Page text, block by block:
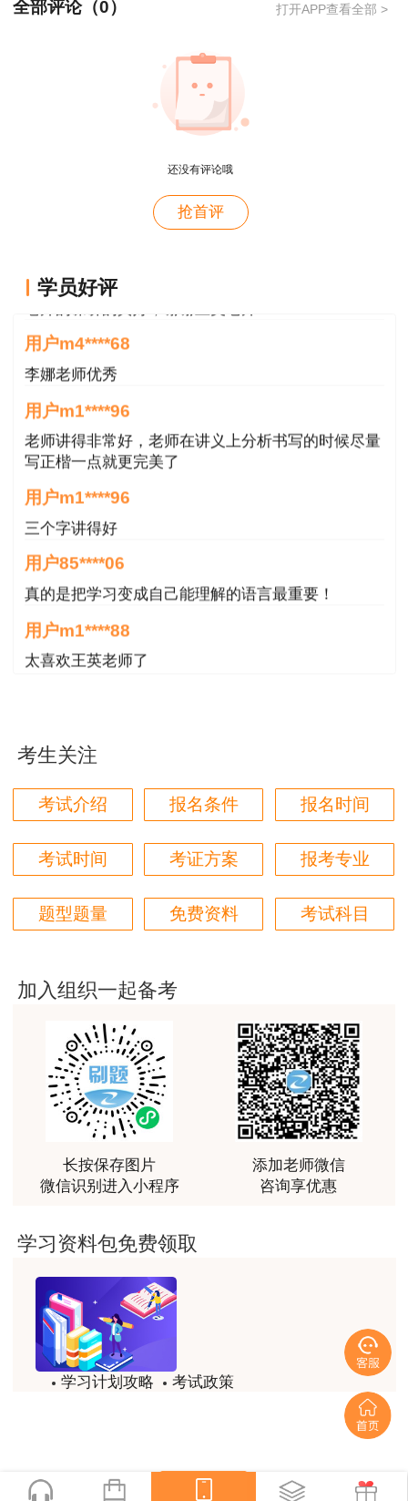
全部评论（0） 打开APP查看全部 >
还没有评论哦
抢首评
学员好评
用户m2****88
王老师越来越年轻了
用户m6****88
用户m4****68
李娜老师优秀
用户m1****96
老师讲得非常好，老师在讲义上分析书写的时候尽量
写正楷一点就更完美了
用户m1****96
三个字讲得好
用户85****06
真的是把学习变成自己能理解的语言最重要！
用户m1****88
太喜欢王英老师了
用户m2****68
老师讲的很细致很认真，课件准备充分也非常有耐
心，听了老师的课很有收获，谢谢老师的付出和努
用户m0****88
最棒的预习课
用户m2****66
用户m2****66
越听越觉得好
用户m2****66
非常非常非常非常棒！！!！
用户m2****66
非常非常非常非常棒！！!！
土建计量这门课我听了门金瑞和孙琦两位老师的课
程，感觉各有千秋，正好取长补短助我通过了该门考
试，非常感谢两位老师的课程。
用户xi****mo
时间是我们通过的保证，没有什么比坚持更有价值，
听王英老师的土建案例课程就是通过一造考试的最强
后盾没有之一，感谢王英老师。
老师讲课风趣幽默，李娜老师心灵鸡汤一篇接着一
篇，感谢老师的细心讲解让我能通过这两门考试。
考生关注
考试介绍 报名条件 报名时间
考试时间 考证方案 报考专业
题型题量 免费资料 考试科目
加入组织一起备考
长按保存图片
微信识别进入小程序
添加老师微信
咨询享优惠
学习资料包免费领取
学习计划攻略
考试政策